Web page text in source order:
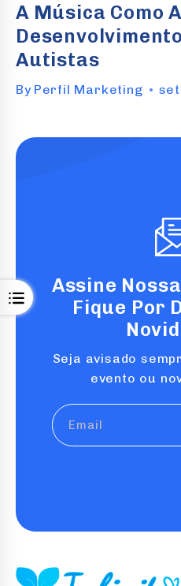
Open
A Música Como
Autistas
By Perfil Marketing
Assine
Fique Por
Seja avisado
evento ou